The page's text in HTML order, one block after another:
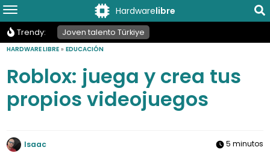
Hardwarelibre
Trendy: Joven talento Türkiye
HARDWARE LIBRE »EDUCACIÓN
Roblox: juega y crea tus
propios videojuegos
Isaac 5 minutos